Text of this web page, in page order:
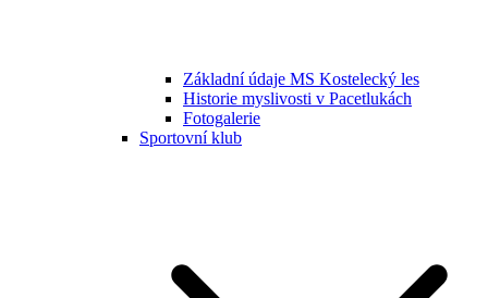
Základní údaje MS Kostelecký les
Historie myslivosti v Pacetlukách
Fotogalerie
Sportovní klub